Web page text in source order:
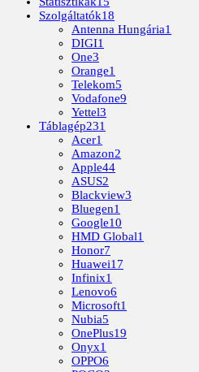
Szolgáltatók18
Antenna Hungária1
DIGI1
One3
Orange1
Telekom5
Vodafone9
Yettel3
Táblagép231
Acer1
Amazon2
Apple44
ASUS2
Blackview3
Bluegen1
Google10
HMD Global1
Honor7
Huawei17
Infinix1
Lenovo6
Microsoft1
Nubia5
OnePlus19
Onyx1
OPPO6